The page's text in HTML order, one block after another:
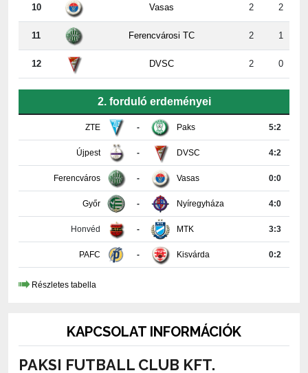
11 Ferencvárosi TC 2 1
12 DVSC 2 0
ZTE - Paks
Újpest DVSC 4:2
Ferencváros Vasas 0:0
Győr Nyíregyháza 4:0
Honvéd MTK 3:3
PAFC Kisvárda 0:2
Részletes tabella
PAKSI FUTBALL CLUB KFT.
7030 Paks, Fehérvári út 29.